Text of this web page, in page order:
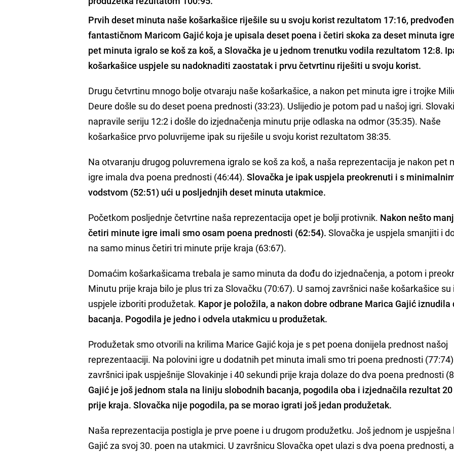
Prvih deset minuta naše košarkašice riješile su u svoju korist rezultatom 17:16,
fantastičnom Maricom Gajić koja je upisala deset poena i četiri skoka za deset minuta
pet minuta igralo se koš za koš, a Slovačka je u jednom trenutku vodila rezultatom 12:8.
košarkašice uspjele su nadoknaditi zaostatak i prvu četvrtinu riješiti u svoju korist.
Drugu četvrtinu mnogo bolje otvaraju naše košarkašice, a nakon pet minuta igre i trojke
Deure došle su do deset poena prednosti (33:23). Uslijedio je potom pad u našoj igri.
napravile seriju 12:2 i došle do izjednačenja minutu prije odlaska na odmor (35:35). Naše
košarkašice prvo poluvrijeme ipak su riješile u svoju korist rezultatom 38:35.
Na otvaranju drugog poluvremena igralo se koš za koš, a naša reprezentacija je nakon pet
igre imala dva poena prednosti (46:44).Slovačka je ipak uspjela preokrenuti i s
vodstvom (52:51) ući u posljednjih deset minuta utakmice.
Početkom posljednje četvrtine naša reprezentacija opet je bolji protivnik. Nakon nešto
četiri minute igre imali smo osam poena prednosti (62:54). Slovačka je uspjela smanjiti i
na samo minus četiri tri minute prije kraja (63:67).
Domaćim košarkašicama trebala je samo minuta da dođu do izjednačenja, a potom i
Minutu prije kraja bilo je plus tri za Slovačku (70:67). U samoj završnici naše košarkašice su
uspjele izboriti produžetak. Kapor je položila, a nakon dobre odbrane Marica Gajić iznudila
bacanja. Pogodila je jedno i odvela utakmicu u produžetak.
Produžetak smo otvorili na krilima Marice Gajić koja je s pet poena donijela prednost našoj
reprezentaaciji. Na polovini igre u dodatnih pet minuta imali smo tri poena prednosti
završnici ipak uspješnije Slovakinje i 40 sekundi prije kraja dolaze do dva poena prednosti
Gajić je još jednom stala na liniju slobodnih bacanja, pogodila oba i izjednačila rezultat
prije kraja. Slovačka nije pogodila, pa se morao igrati još jedan produžetak.
Naša reprezentacija postigla je prve poene i u drugom produžetku. Još jednom je uspješna
Gajić za svoj 30. poen na utakmici. U završnicu Slovačka opet ulazi s dva poena prednosti,